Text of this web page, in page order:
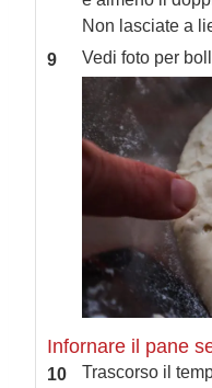
Non lasciate a
Vedi foto per
Infornare il pane
Trascorso il